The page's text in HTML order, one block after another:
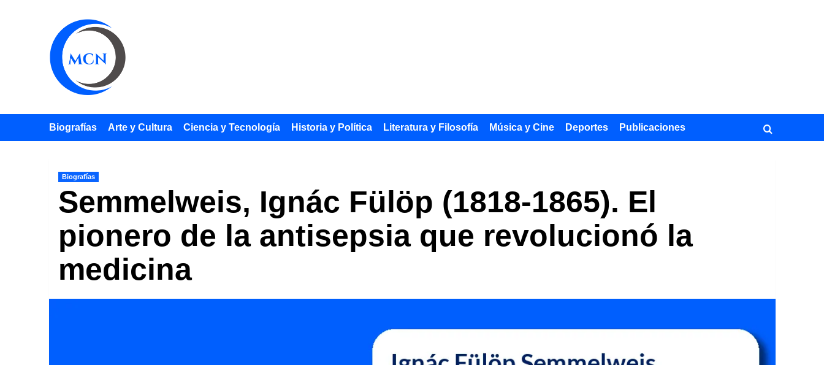
Biografías Arte y Cultura Ciencia y Tecnología Historia y Política Literatura y Filosofía Música y Cine Deportes Publicaciones
Biografías
Semmelweis, Ignác Fülöp (1818-1865). El
pionero de la antisepsia que revolucionó la
medicina